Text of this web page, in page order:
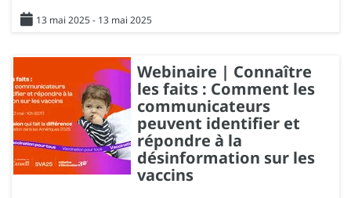
13 mai 2025 - 13 mai 2025
Webinaire | Connaître
les faits : Comment les
communicateurs
peuvent identifier et
répondre à la
désinformation sur les
vaccins